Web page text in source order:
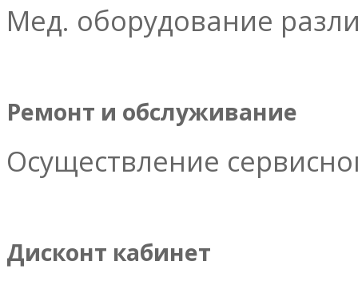
Мед. оборудование
Ремонт и обслуживание
Осуществление
Дисконт кабинет